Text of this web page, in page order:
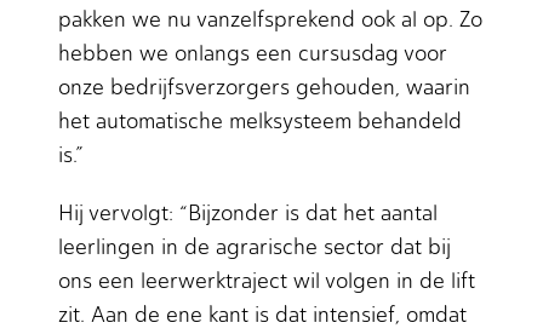
pakken we nu vanzelfsprekend ook al op. Zo
hebben we onlangs een cursusdag voor
onze bedrijfsverzorgers gehouden, waarin
het automatische melksysteem behandeld
is.”
Hij vervolgt: “Bijzonder is dat het aantal
leerlingen in de agrarische sector dat bij
ons een leerwerktraject wil volgen in de lift
zit. Aan de ene kant is dat intensief, omdat